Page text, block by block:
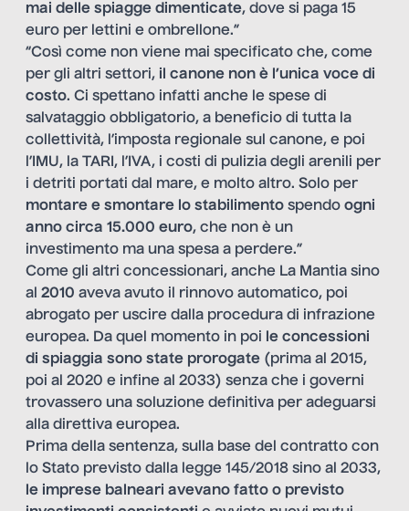
mai delle spiagge dimenticate, dove si paga 15
euro per lettini e ombrellone.”
“Così come non viene mai specificato che, come
per gli altri settori, il canone non è l’unica voce di
costo. Ci spettano infatti anche le spese di
salvataggio obbligatorio, a beneficio di tutta la
collettività, l’imposta regionale sul canone, e poi
l’IMU, la TARI, l’IVA, i costi di pulizia degli arenili per
i detriti portati dal mare, e molto altro. Solo per
montare e smontare lo stabilimento spendo ogni
anno circa 15.000 euro, che non è un
investimento ma una spesa a perdere.”
Come gli altri concessionari, anche La Mantia sino
al 2010 aveva avuto il rinnovo automatico, poi
abrogato per uscire dalla procedura di infrazione
europea. Da quel momento in poi le concessioni
di spiaggia sono state prorogate (prima al 2015,
poi al 2020 e infine al 2033) senza che i governi
trovassero una soluzione definitiva per adeguarsi
alla direttiva europea.
Prima della sentenza, sulla base del contratto con
lo Stato previsto dalla legge 145/2018 sino al 2033,
le imprese balneari avevano fatto o previsto